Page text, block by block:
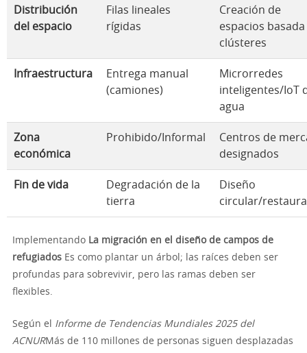
Distribución
del espacio
Filas lineales
rígidas
Creación de
espacios basada
clústeres
Infraestructura
Entrega manual
(camiones)
Microrredes
inteligentes/IoT
agua
Zona
económica
Prohibido/Informal
Centros de
designados
Fin de vida
Degradación de la
tierra
Diseño
circular/
Implementando La migración en el diseño de campos de
refugiados Es como plantar un árbol; las raíces deben ser
profundas para sobrevivir, pero las ramas deben ser
flexibles.
Según el Informe de Tendencias Mundiales 2025 del
ACNURMás de 110 millones de personas siguen desplazadas